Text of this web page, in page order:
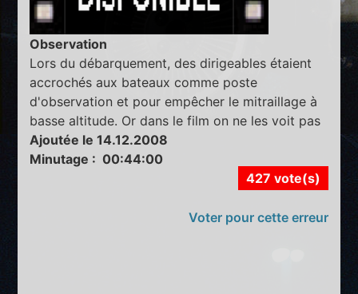
Observation
Lors du débarquement, des dirigeables étaient
accrochés aux bateaux comme poste
d'observation et pour empêcher le mitraillage à
basse altitude. Or dans le film on ne les voit pas
Ajoutée le 14.12.2008
Minutage : 00:44:00
427 vote(s)
Voter pour cette erreur